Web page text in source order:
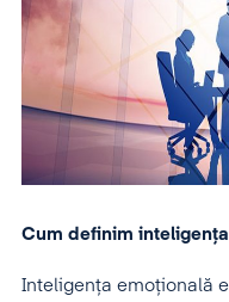
Cum definim inteligenț
Inteligenţa emoţională